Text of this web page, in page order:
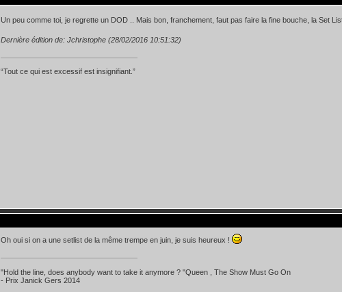
Un peu comme toi, je regrette un DOD .. Mais bon, franchement, faut pas faire la fine bouche, la Set
Dernière édition de: Jchristophe (28/02/2016 10:51:32)
“Tout ce qui est excessif est insignifiant.”
Oh oui si on a une setlist de la même trempe en juin, je suis heureux !
"Hold the line, does anybody want to take it anymore ? "Queen , The Show Must Go On
- Prix Janick Gers 2014